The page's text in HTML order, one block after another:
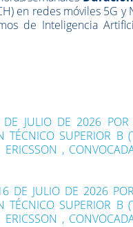
en redes móviles 5G
de Inteligencia
DE JULIO DE 2026
SUPERIOR B
,
DE JULIO DE 2026
SUPERIOR B
,